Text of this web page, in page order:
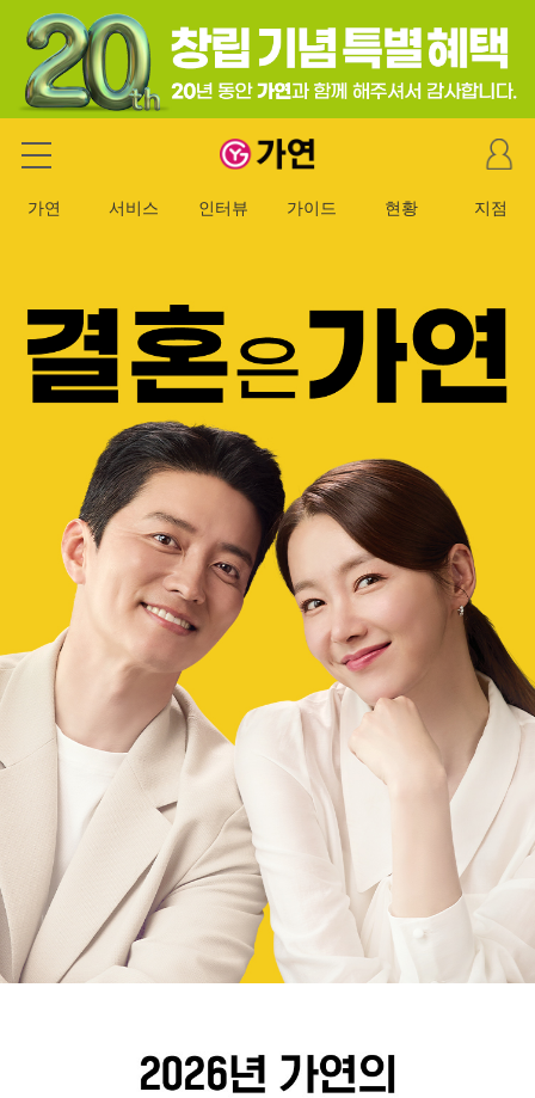
가연 결혼정보회사
마
이
이
가연 서비스 인터뷰 가이드 현황 지점